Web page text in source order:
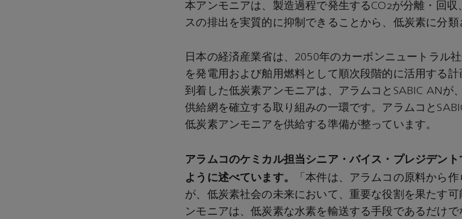
本アンモニアは、製造過程で発生するCO₂が分離・回
スの排出を実質的に抑制できることから、低炭素に分類
日本の経済産業省は、2050年のカーボンニュートラル
を発電用および舶用燃料として順次段階的に活用する
到着した低炭素アンモニアは、アラムコとSABIC ANが
供給網を確立する取り組みの一環です。アラムコと
低炭素アンモニアを供給する準備が整っています。
アラムコのケミカル担当シニア・バイス・プレジデン
ように述べています。
「本件は、アラムコの原料から
が、低炭素社会の未来において、重要な役割を果たす
ンモニアは、低炭素な水素を輸送する手段であるだけ